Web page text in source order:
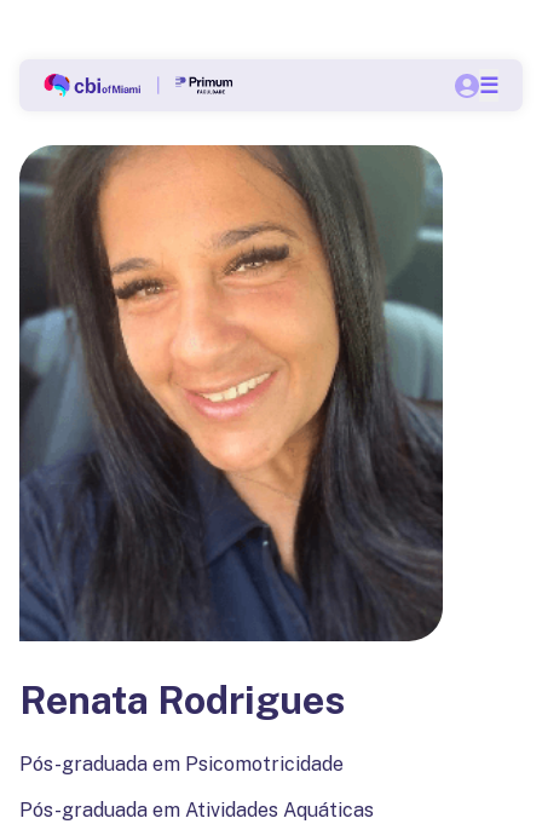
Bolsas a partir de 60% nas pós-graduações do CBI.
☰
Renata Rodrigues
Pós-graduada em Psicomotricidade
Pós-graduada em Atividades Aquáticas